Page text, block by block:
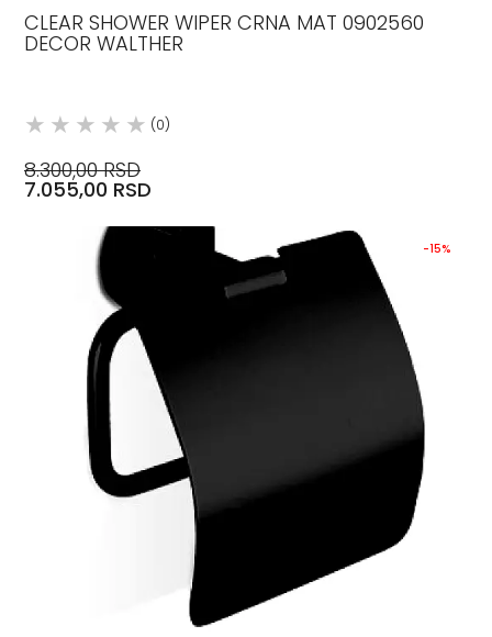
CLEAR SHOWER WIPER CRNA MAT 0902560
DECOR WALTHER
(0)
8.300,00 RSD
7.055,00 RSD
-15%